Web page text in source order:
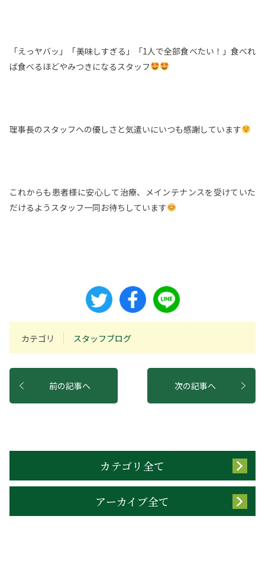
「えっヤバッ」「美味しすぎる」「1人で全部食べたい！」食べれ
ば食べるほどやみつきになるスタッフ
理事長のスタッフへの優しさと気遣いにいつも感謝しています
これからも患者様に安心して治療、メインテナンスを受けていた
だけるようスタッフ一同お待ちしています
カテゴリ スタッフブログ
前の記事へ 次の記事へ
カテゴリ全て
アーカイブ全て